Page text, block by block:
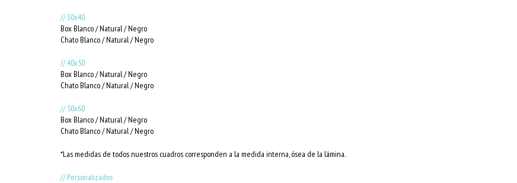
// 30x40
Box Blanco / Natural / Negro
Chato Blanco / Natural / Negro
// 40x50
Box Blanco / Natural / Negro
Chato Blanco / Natural / Negro
// 50x60
Box Blanco / Natural / Negro
Chato Blanco / Natural / Negro
*Las medidas de todos nuestros cuadros corresponden a la medida interna, ósea de la lámina.
// Personalizados